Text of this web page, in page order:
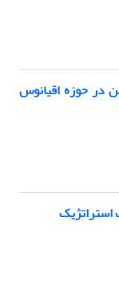
در حوزه اقیانوس
استراتژیک